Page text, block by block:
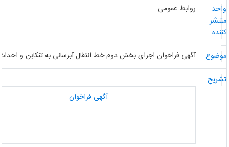
روابط عمومی
آگهی فراخوان اجرای بخش دوم خط انتقال آبرسانی به تنکابن و احداث
آگهی فراخوان